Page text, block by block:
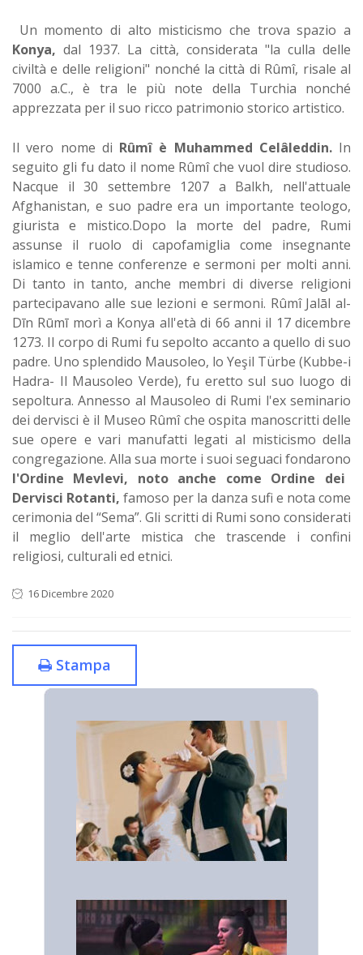
Un momento di alto misticismo che trova spazio a
Konya, dal 1937. La città, considerata "la culla delle
civiltà e delle religioni" nonché la città di Rûmî, risale al
7000 a.C., è tra le più note della Turchia nonché
apprezzata per il suo ricco patrimonio storico artistico.
Il vero nome di Rûmî è Muhammed Celâleddin.In
seguito gli fu dato il nome Rûmî che vuol dire studioso.
Nacque il 30 settembre 1207 a Balkh, nell'attuale
Afghanistan, e suo padre era un importante teologo,
giurista e mistico.Dopo la morte del padre, Rumi
assunse il ruolo di capofamiglia come insegnante
islamico e tenne conferenze e sermoni per molti anni.
Di tanto in tanto, anche membri di diverse religioni
partecipavano alle sue lezioni e sermoni. Rûmî Jalāl al-
Dīn Rūmī morì a Konya all'età di 66 anni il 17 dicembre
1273. Il corpo di Rumi fu sepolto accanto a quello di suo
padre. Uno splendido Mausoleo, lo Yeşil Türbe (Kubbe-i
Hadra- Il Mausoleo Verde), fu eretto sul suo luogo di
sepoltura. Annesso al Mausoleo di Rumi l'ex seminario
dei dervisci è il Museo Rûmî che ospita manoscritti delle
sue opere e vari manufatti legati al misticismo della
congregazione. Alla sua morte i suoi seguaci fondarono
l'Ordine Mevlevi, noto anche come Ordine dei
Dervisci Rotanti, famoso per la danza sufi e nota come
cerimonia del “Sema”. Gli scritti di Rumi sono considerati
il meglio dell'arte mistica che trascende i confini
religiosi, culturali ed etnici.
16 Dicembre 2020
Stampa